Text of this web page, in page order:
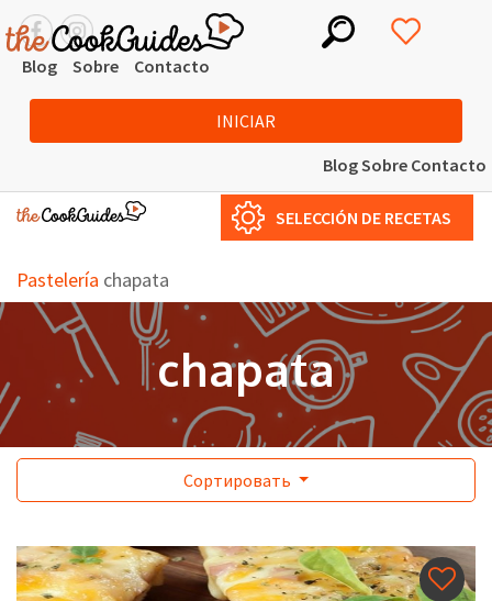
Blog Sobre Contacto
INICIAR
BlogSobre Contacto
SELECCIÓN DE RECETAS
Pastelería chapata
chapata
Сортировать